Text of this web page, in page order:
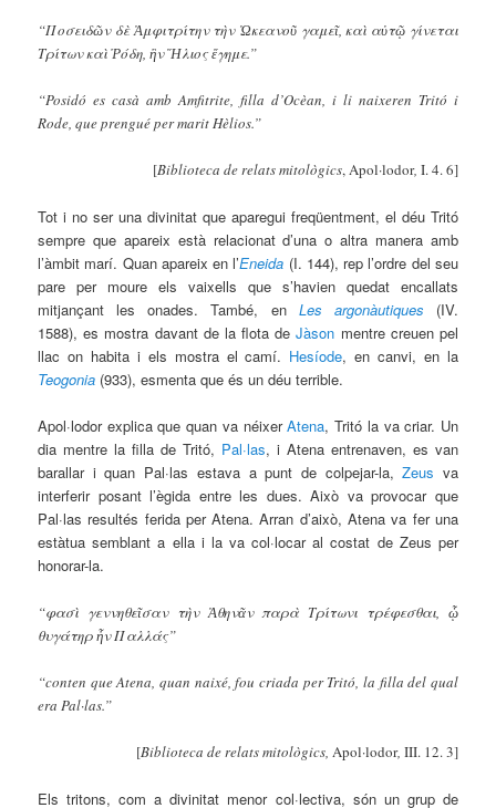
“Ποσειδῶν δὲ Ἀμφιτρίτην τὴν Ὠκεανοῦ γαμεῖ, καὶ αὐτῷ γίνεται
Τρίτων καὶ Ῥόδη, ἣν Ἥλιος ἔγημε.”
“Posidó es casà amb Amfitrite, filla d’Ocèan, i li naixeren Tritó i
Rode, que prengué per marit Hèlios.”
[Biblioteca de relats mitològics, Apol·lodor, I. 4. 6]
Tot i no ser una divinitat que aparegui freqüentment, el déu Tritó
sempre que apareix està relacionat d’una o altra manera amb
l’àmbit marí. Quan apareix en l’Eneida (I. 144), rep l’ordre del seu
pare per moure els vaixells que s’havien quedat encallats
mitjançant les onades. També, en Les argonàutiques (IV.
1588), es mostra davant de la flota deJàson mentre creuen pel
llac on habita i els mostra el camí. Hesíode, en canvi, en la
Teogonia (933), esmenta que és un déu terrible.
Apol·lodor explica que quan va néixerAtena, Tritó la va criar. Un
dia mentre la filla de Tritó, Pal·las, i Atena entrenaven, es van
barallar i quan Pal·las estava a punt de colpejar-la,Zeus va
interferir posant l’ègida entre les dues. Això va provocar que
Pal·las resultés ferida per Atena. Arran d’això, Atena va fer una
estàtua semblant a ella i la va col·locar al costat de Zeus per
honorar-la.
“φασὶ γεννηθεῖσαν τὴν Ἀθηνᾶν παρὰ Τρίτωνι τρέφεσθαι, ᾧ
θυγάτηρ ἦν Παλλάς”
“conten que Atena, quan naixé, fou criada per Tritó, la filla del qual
era Pal·las.”
[Biblioteca de relats mitològics, Apol·lodor, III. 12. 3]
Els tritons, com a divinitat menor col·lectiva, són un grup de